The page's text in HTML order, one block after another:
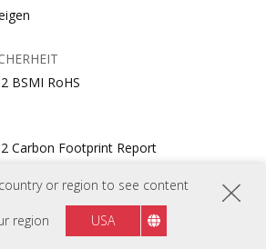
or region to see content
region USA
BSMI RoHS
Carbon Footprint Report
Signed Windows 10 x64
Signed Windows 10 x86